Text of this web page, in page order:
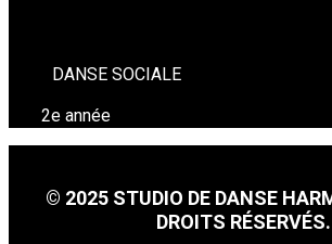
DANSE SOCIALE
2e année
© 2025 STUDIO DE DANSE
DROITS RÉSERVÉS.